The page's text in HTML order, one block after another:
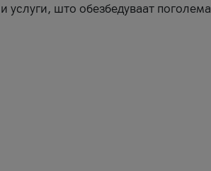
што обезбедуваат поголема